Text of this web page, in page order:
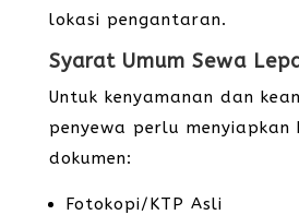
lokasi pengantaran.
Syarat Umum Sewa
Untuk kenyamanan dan
penyewa perlu menyiapkan
dokumen:
Fotokopi/KTP Asli